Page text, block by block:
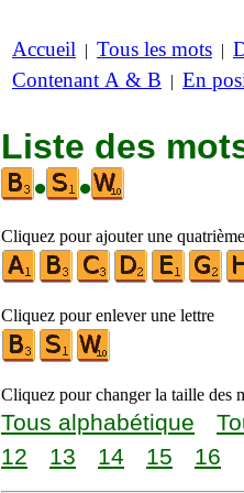
Accueil | Tous les mots |
Contenant A & B | En
Liste des
•
•
Cliquez pour ajouter une
Cliquez pour enlever une lettre
Cliquez pour changer la taille des
Tous alphabétique
12
13 14 15 16